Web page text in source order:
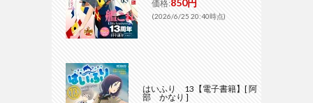
価格:
(2026/6/25 20:40時点)
はいふり 13【電子書籍】[ 阿
部 かなり ]